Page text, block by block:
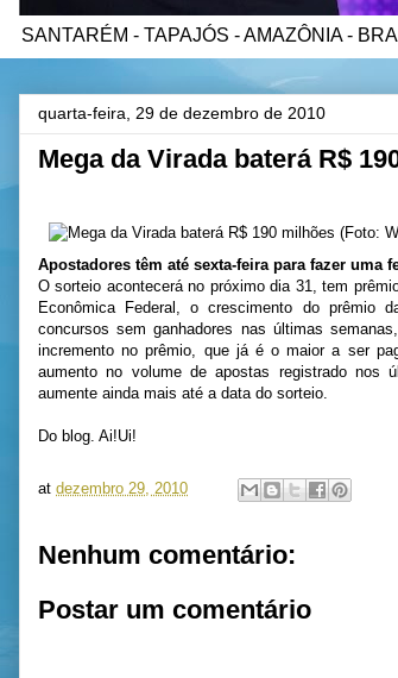
SANTARÉM - TAPAJÓS - AMAZÔNIA -
quarta-feira, 29 de dezembro de 2010
Mega da Virada baterá R$
Apostadores têm até sexta-feira para fazer uma
O sorteio acontecerá no próximo dia 31, tem
Econômica Federal, o crescimento do prêmio
concursos sem ganhadores nas últimas
incremento no prêmio, que já é o maior a ser
aumento no volume de apostas registrado
aumente ainda mais até a data do sorteio.
Do blog. Ai!Ui!
at dezembro 29, 2010
Nenhum comentário:
Postar um comentário